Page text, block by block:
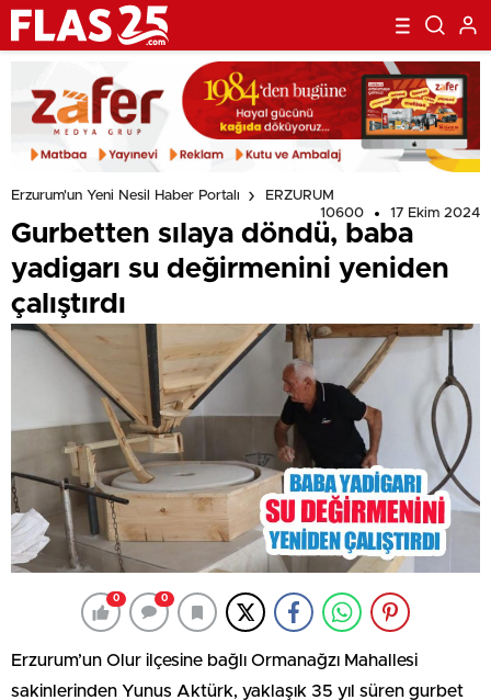
Erzurum'un Yeni Nesil Haber Portalı
ERZURUM
10600
17 Ekim 2024
Gurbetten sılaya döndü, baba
yadigarı su değirmenini yeniden
çalıştırdı
0 0
Erzurum’un Olur ilçesine bağlı Ormanağzı Mahallesi
sakinlerinden Yunus Aktürk, yaklaşık 35 yıl süren gurbet